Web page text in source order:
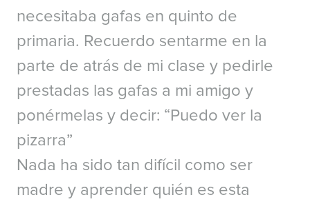
necesitaba gafas en quinto de
primaria. Recuerdo sentarme en la
parte de atrás de mi clase y pedirle
prestadas las gafas a mi amigo y
ponérmelas y decir: “Puedo ver la
pizarra”
Nada ha sido tan difícil como ser
madre y aprender quién es esta
analysis of early clinical outcomes of the Visian ICL. J Refract Surg.
2011;27(7):473-481.
American Refractive Surgery Council